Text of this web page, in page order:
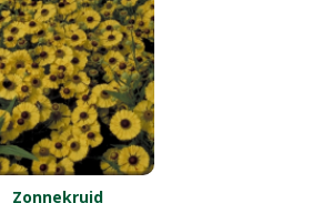
Zonnekruid